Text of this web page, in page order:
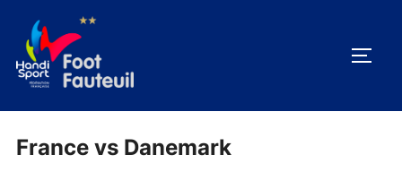
contenu
France vs Danemark